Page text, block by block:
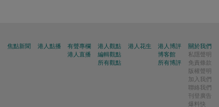
焦點新聞 港人點播
有聲專欄
港人直播
港人觀點
編輯觀點
所有觀點
港人花生
港人博評
博客館
所有博評
關於我們
私隱聲明
免責條款
版權聲明
加入我們
聯絡我們
刊登廣告
爆料快